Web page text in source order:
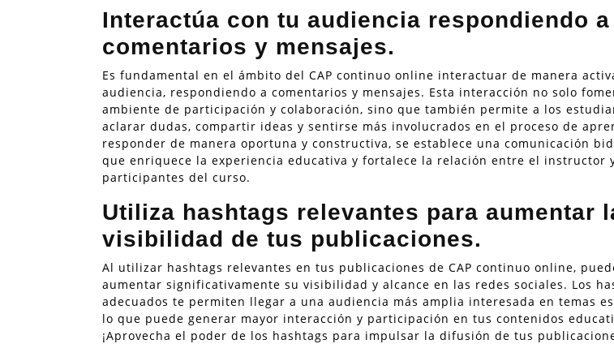
Interactúa con tu audiencia respondiendo a
comentarios y mensajes.
Es fundamental en el ámbito del CAP continuo online interactuar de manera
audiencia, respondiendo a comentarios y mensajes. Esta interacción no solo
ambiente de participación y colaboración, sino que también permite a los
aclarar dudas, compartir ideas y sentirse más involucrados en el proceso de
responder de manera oportuna y constructiva, se establece una comunicación
que enriquece la experiencia educativa y fortalece la relación entre el instructor
participantes del curso.
Utiliza hashtags relevantes para aumentar
visibilidad de tus publicaciones.
Al utilizar hashtags relevantes en tus publicaciones de CAP continuo online,
aumentar significativamente su visibilidad y alcance en las redes sociales. Los
adecuados te permiten llegar a una audiencia más amplia interesada en temas
lo que puede generar mayor interacción y participación en tus contenidos
¡Aprovecha el poder de los hashtags para impulsar la difusión de tus